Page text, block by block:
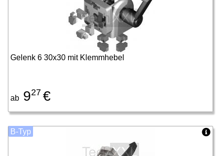
Gelenk 6 30x30 mit Klemmhebel
ab 927 €
B-Typ